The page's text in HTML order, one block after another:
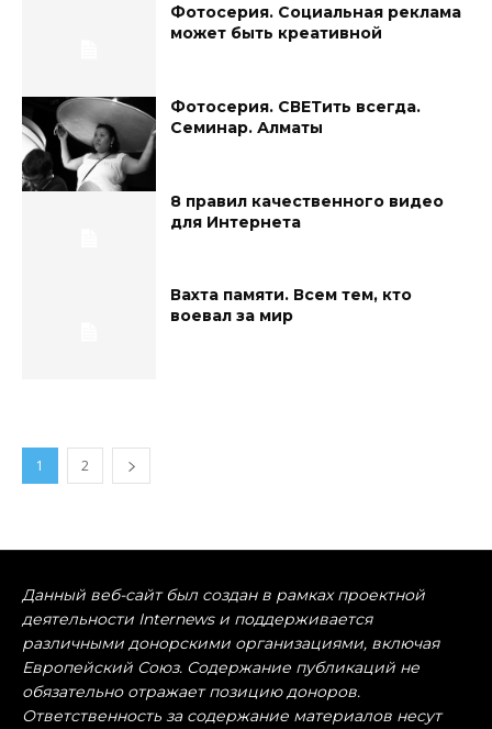
Фотосерия. Социальная реклама
может быть креативной
Фотосерия. СВЕТить всегда.
Семинар. Алматы
8 правил качественного видео
для Интернета
Вахта памяти. Всем тем, кто
воевал за мир
1 2
Данный веб-сайт был создан в рамках проектной
деятельности Internews и поддерживается
различными донорскими организациями, включая
Европейский Союз. Содержание публикаций не
обязательно отражает позицию доноров.
Ответственность за содержание материалов несут